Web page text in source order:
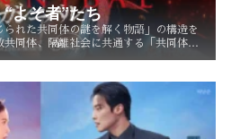
よそ者”たち
られた共同体の謎を解く物語」の構造を
同体、隔離社会に共通する「共同体の